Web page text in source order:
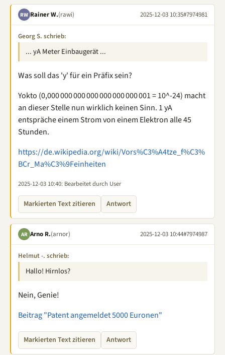
RW Rainer W.(rawi) 2025-12-03 10:35#7974981
Georg S. schrieb:
... yA Meter Einbaugerät ...
Was soll das 'y' für ein Präfix sein?
Yokto (0,000 000 000 000 000 000 000 001 = 10^-24) macht
an dieser Stelle nun wirklich keinen Sinn. 1 yA
entspräche einem Strom von einem Elektron alle 45
Stunden.
https://de.wikipedia.org/wiki/Vors%C3%A4tze_f%C3%
BCr_Ma%C3%9Feinheiten
2025-12-03 10:40: Bearbeitet durch User
Markierten Text zitieren Antwort
AR Arno R.(arnor) 2025-12-03 10:44#7974987
Helmut -. schrieb:
Hallo! Hirnlos?
Nein, Genie!
Beitrag "Patent angemeldet 5000 Euronen"
Markierten Text zitieren Antwort